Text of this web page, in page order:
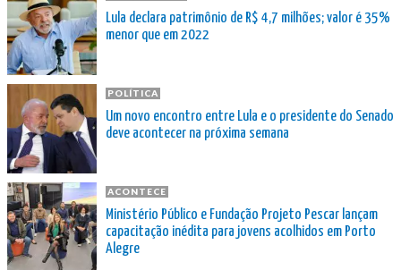
Lula declara patrimônio de R$ 4,7 milhões; valor é 35%
menor que em 2022
POLÍTICA
Um novo encontro entre Lula e o presidente do Senado
deve acontecer na próxima semana
ACONTECE
Ministério Público e Fundação Projeto Pescar lançam
capacitação inédita para jovens acolhidos em Porto
Alegre